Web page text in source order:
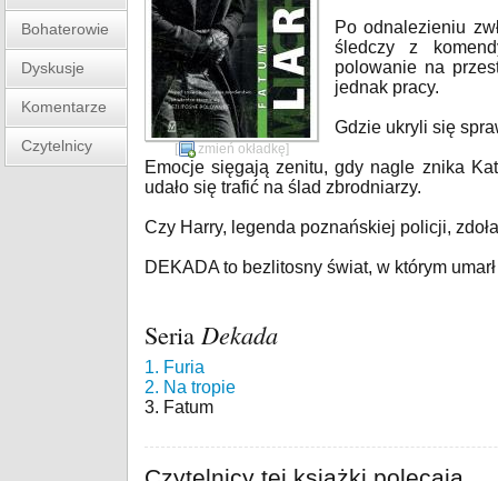
Bohaterowie
Dyskusje
Komentarze
Czytelnicy [ zmień okładkę]
Po odnalezieniu
śledczy z
polowanie na
jednak pracy.
Gdzie ukryli się
Emocje sięgają zenitu, gdy nagle znika
udało się trafić na ślad zbrodniarzy.
Czy Harry, legenda poznańskiej policji,
DEKADA to bezlitosny świat, w którym
Seria Dekada
1. Furia
2. Na tropie
3. Fatum